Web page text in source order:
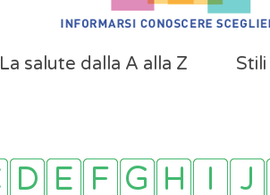
La salute dalla A alla Z